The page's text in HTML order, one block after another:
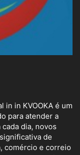
in in KVOOKA é um
para atender a
dia, novos
de
comércio e correio